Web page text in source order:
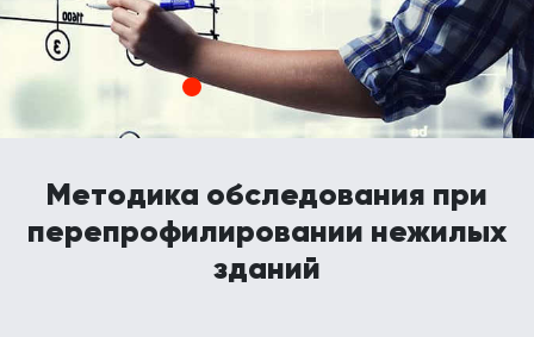
Методика обследования при
перепрофилировании нежилых
зданий